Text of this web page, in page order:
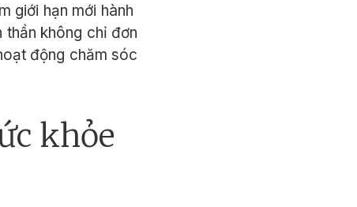
giới hạn mới hành
không chỉ đơn
động chăm sóc
khỏe